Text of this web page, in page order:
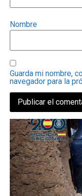
Nombre
Guarda mi nombre,
navegador para la